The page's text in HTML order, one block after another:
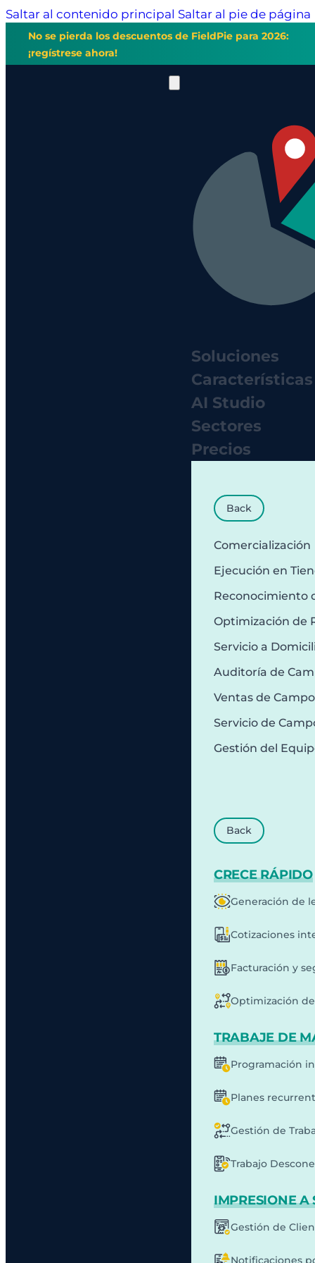
Saltar al contenido principal Saltar al pie de página
No se pierda los descuentos de FieldPie para 2026:
¡regístrese ahora!
Soluciones
Características
AI Studio
Sectores
Precios
Back
Comercialización
Ejecución en
Reconocimiento
Optimización de
Servicio a
Auditoría de
Ventas de Campo
Servicio de
Gestión del
Back
CRECE RÁPIDO
Generación de
Cotizaciones
Facturación y
Optimización
TRABAJE DE
Programación
Planes
Gestión de
Trabajo
IMPRESIONE A
Gestión de
Notificaciones